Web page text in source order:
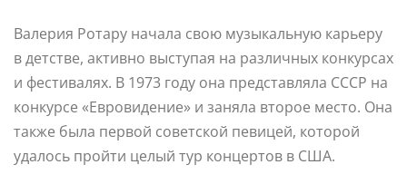
Валерия Ротару начала свою музыкальную карьеру
в детстве, активно выступая на различных конкурсах
и фестивалях. В 1973 году она представляла СССР на
конкурсе «Евровидение» и заняла второе место. Она
также была первой советской певицей, которой
удалось пройти целый тур концертов в США.